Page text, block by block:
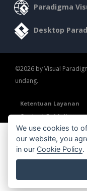
Paradigma
Desktop
©2026 by Visual
undang.
Ketentuan Layanan
Content Guidelines
We use cookies to
our website, you
in our Cookie Policy.